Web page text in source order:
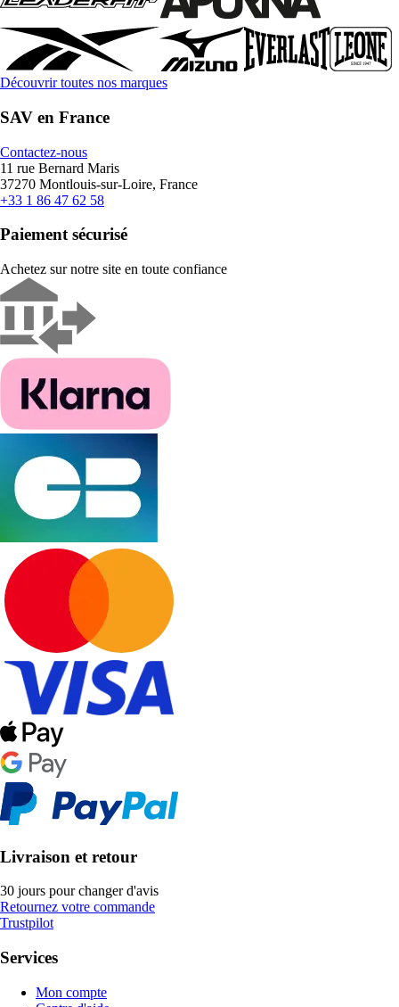
Découvrir toutes nos marques
SAV en France
Contactez-nous
11 rue Bernard Maris
37270 Montlouis-sur-Loire, France
+33 1 86 47 62 58
Paiement sécurisé
Achetez sur notre site en toute confiance
Livraison et retour
30 jours pour changer d'avis
Retournez votre commande
Trustpilot
Services
Mon compte